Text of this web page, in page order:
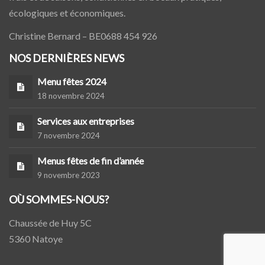
écologiques et économiques.
Christine Bernard – BE0688 454 926
NOS DERNIÈRES NEWS
Menu fêtes 2024
18 novembre 2024
Services aux entreprises
7 novembre 2024
Menus fêtes de fin d’année
9 novembre 2023
OÙ SOMMES-NOUS?
Chaussée de Huy 5C
5360 Natoye